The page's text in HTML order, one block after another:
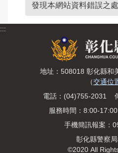
發現本網站資料錯誤之
:::
地址：508018 彰化縣和
（交通位
電話：(04)755-2031
服務時間：8:00-17:00
手機簡訊報案：
彰化縣警察
©2020 All